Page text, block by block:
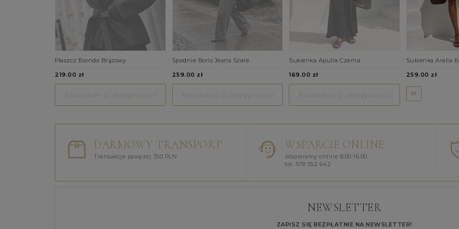
Płaszcz Bionda Brązowy
219.00 zł
Powiadom o dostępności!
Spodnie Boris Jeans Szare
259.00 zł
Powiadom o dostępności!
Sukienka Apulia Czarna
169.00 zł
Powiadom o dostępności!
Sukienka Aralia
259.00 zł
M
DARMOWY TRANSPORT
Transakcje powyżej 350 PLN
WSPARCIE ONLINE
Wspieramy online 8.00-16.00
tel. 578 552 642
NEWSLETTER
ZAPISZ SIĘ BEZPŁATNIE NA NEWSLETTER!